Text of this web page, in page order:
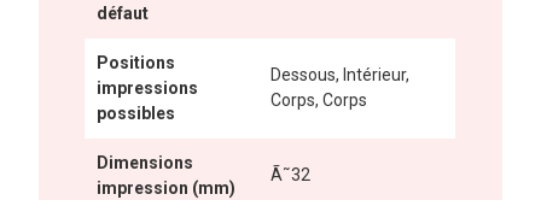
défaut
Positions
impressions
possibles
Dessous, Intérieur,
Corps, Corps
Dimensions
impression (mm)
Ã˜32